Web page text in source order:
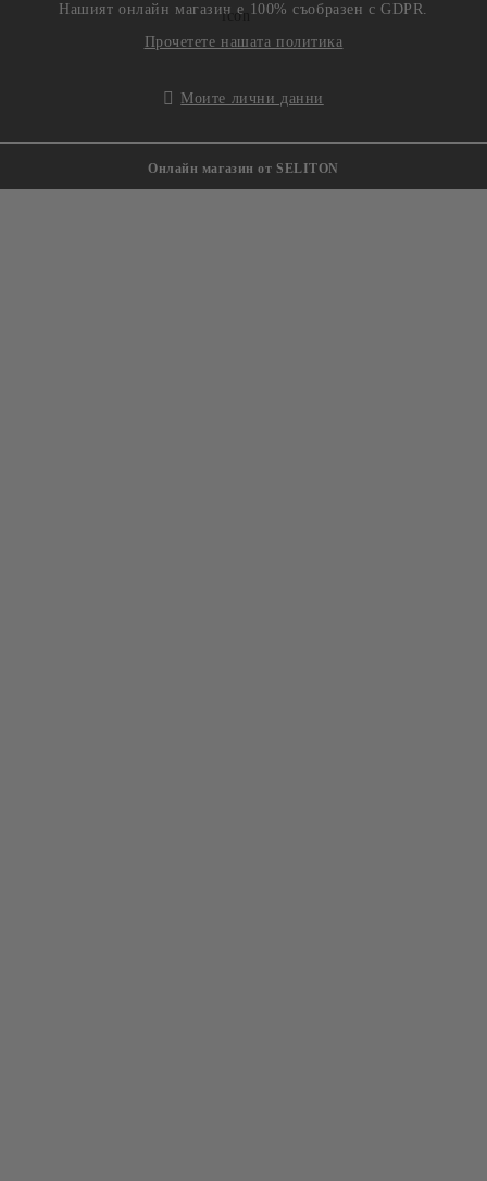
Нашият онлайн магазин е 100% съобразен с GDPR.
Прочетете нашата политика
Моите лични данни
Онлайн магазин от SELITON